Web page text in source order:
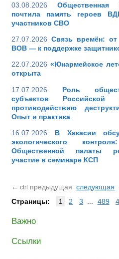
03.08.2026
Общественная
почтила память героев
участников СВО
27.07.2026 Связь времён:
ВОВ — к поддержке
22.07.2026 «Юнармейское
открыта
17.07.2026
Роль
субъектов
противодействию
Опыт и практика
16.07.2026
В Хакасии
экологического
Общественной палаты
участие в семинаре КСП
← ctrl предыдущая следующая
Страницы:
1 2 3 489
Важно
Ссылки